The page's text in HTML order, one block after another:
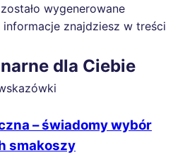
wygenerowane
informacje znajdziesz w treści
dla Ciebie
– świadomy wybór
smakoszy